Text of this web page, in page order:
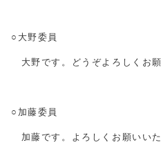
○大野委員
大野です。どうぞよろしくお願
○加藤委員
加藤です。よろしくお願いいた